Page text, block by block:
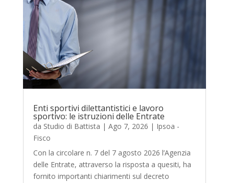
Enti sportivi dilettantistici e lavoro
sportivo: le istruzioni delle Entrate
da Studio di Battista | Ago 7, 2026 | Ipsoa -
Fisco
Con la circolare n. 7 del 7 agosto 2026 l’Agenzia
delle Entrate, attraverso la risposta a quesiti, ha
fornito importanti chiarimenti sul decreto